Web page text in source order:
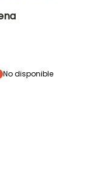
No disponible